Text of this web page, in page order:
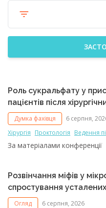
Роль сукральфату у
пацієнтів після
Думка фахівця
6 серпня,
Хірургія Проктологія Ведення
За матеріалами конференції
Розвінчання міфів у
спростування
Огляд
6 серпня, 2026